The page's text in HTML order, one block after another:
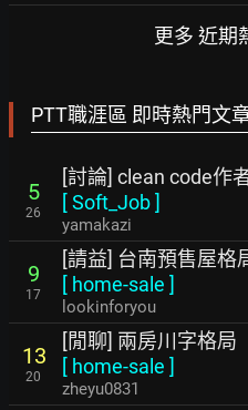
更多 近期
PTT職涯區 即時熱門文
5
26
[討論] clean code作
[Soft_Job]
yamakazi
9
17
[請益] 台南預售屋格
[ home-sale ]
lookinforyou
13
20
[閒聊] 兩房川字格局
[ home-sale ]
zheyu0831